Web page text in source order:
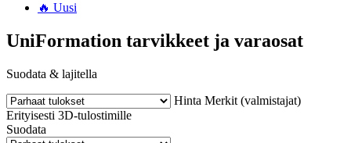
🔥 Uusi
UniFormation tarvikkeet ja varaosat
Suodata & lajitella
Hinta Merkit (valmistajat)
Erityisesti 3D-tulostimille
Suodata